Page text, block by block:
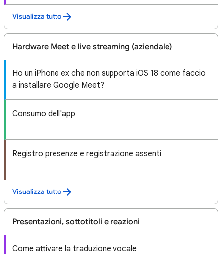
Visualizza tutto
Hardware Meet e live streaming (aziendale)
Ho un iPhone ex che non supporta iOS 18 come faccio
a installare Google Meet?
Consumo dell'app
Registro presenze e registrazione assenti
Visualizza tutto
Presentazioni, sottotitoli e reazioni
Come attivare la traduzione vocale